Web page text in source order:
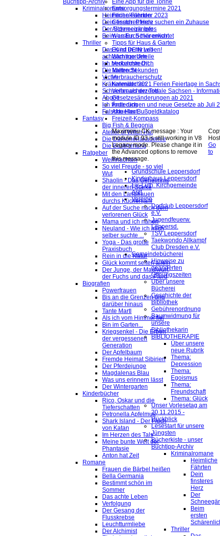
Buchtipp-Archiv
Kriminalromane
Heimliche Fährten
Dein finsteres Herz
Der Schneegänger
Beim ersten Schärenlicht
Thriller
Das Kind in mir will
achtsam morden
Ich beobachte Dich
Die kalten Sekunden
Victim
Krähenmädchen
Schneller als der Tod
Abgott
Ich finde dich
Falsche Haut
Fantasy
Big Fish & Begonia
Atelier of Witch Hat
Die Dämonenakademie
Die Bestimmung
Ratgeber
Weihnachten
So viel Freude - so viel
Wut
Shaolin - Das Geheimnis
der inneren Stärke
Mit den Landfrauen
durchs Küchenjahr
Auf der Suche nach dem
verlorenen Glück
Mama und ich nähen
Neuland - Wie ich mich
selber suchte ...
Yoga - Das große
Praxisbuch
Rein in die Natur
Glück kommt selten allein
Der Junge, der Maulwurf,
der Fuchs und das Pferd
Biografien
Powerfrauen
Bis an die Grenzen und
darüber hinaus
Tante Martl
Als ich vom Himmel fiel
Bin im Garten...
Kriegsenkel - Die Erben
der vergessenen
Generation
Der Apfelbaum
Fremde Heimat Sibirien
Der Pferdejunge
Magdalenas Blau
Was uns erinnern lässt
Der Wintergarten
Kinderbücher
Rico, Oskar und die
Tieferschatten
Petronella Apfelmus
Shark Island - Der Fluch
von Katan
Im Herzen des Tals
Meine bunte Welt der
Phantasie
Anton hat Zeit
Romane
Frauen die Bärbel heißen
Bella Germania
Bestimmt schön im
Sommer
Das achte Leben
Verfolgung
Der Gesang der
Flusskrebse
Leuchtturmliebe
Der Alchimist
Eine App für die Tonne
Entsorgungstermine 2021
Ferienkalender 2023
Gesuch: Pferde suchen ein Zuhause
Allgemeine Infos
Was Euch hier erwartet
Tipps für Haus & Garten
Es ist DEIN Leben!
Wichtige Urteile
Verkehrsrecht
Mietrecht
Verbraucherschutz
Kalender 2021 Ferien Feiertage in
Verbraucherzentrale Sachsen -
Gesetzesänderungen ab 2021
Änderungen und neue Gesetze ab Juli
Aktueller Bußgeldkatalog
Freizeit-Kompass
Maximenu CK message : Your
module ID 93 is still working in V8
Legacy mode. Please change it in
the Advanced options to remove
this message.
Grundschule Leppersdorf
Kinderhaus Leppersdorf
Ev.-Luth. Kirchgemeinde
Arzt
Vereine
Dorfclub Leppersdorf
e.V.
Jugendfeuerw.
Leppersd.
TSV Leppersdorf
Taekwondo Allkampf
Club Dresden e.V.
Gemeindebücherei
Hinweise zu
geänderten
Öffnungszeiten
Über unsere
Bücherei
Geschichte der
Bibliothek
Gebührenordnung
Baumwidmung für
unsere
Bibliothekarin
BIBLIOTHERAPIE
Über unsere
neue Rubrik
Thema:
Depression
Thema:
Egoismus
Thema:
Freundschaft
Thema: Glück
Unser Vorlesetag am
20.11.2015 -
Rückblick
Lesestart für unsere
Jüngsten
Bücherkiste - unser
Buchtipp-Archiv
Kriminalromane
Heimliche
Fährten
Dein
finsteres
Herz
Der
Beim
ersten
Thriller
Go
to